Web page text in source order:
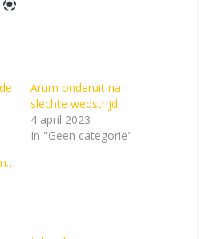
Arum onderuit na
slechte wedstrijd.
4 april 2023
In "Geen categorie"